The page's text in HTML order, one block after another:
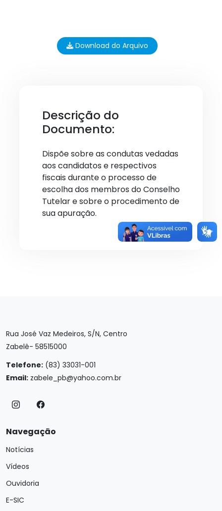
Download do Arquivo
Descrição do
Documento:
Dispõe sobre as condutas vedadas
aos candidatos e respectivos
fiscais durante o processo de
escolha dos membros do Conselho
Tutelar e sobre o procedimento de
sua apuração.
Rua José Vaz Medeiros, S/N, Centro
Zabelê- 58515000
Telefone: (83) 33031-001
Email: zabele_pb@yahoo.com.br
Navegação
Notícias
Vídeos
Ouvidoria
E-SIC